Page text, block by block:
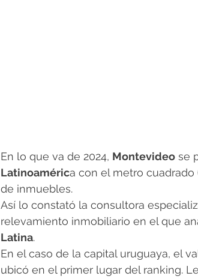
En lo que va de 2024, Montevideo se
Latinoamérica con el metro cuadrado
de inmuebles.
Así lo constató la consultora
relevamiento inmobiliario en el que
Latina.
En el caso de la capital uruguaya, el
ubicó en el primer lugar del ranking.